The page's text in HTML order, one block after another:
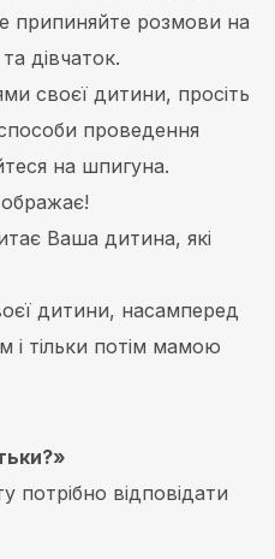
припиняйте розмови на
дівчаток.
своєї дитини, просіть
проведення
на шпигуна.
Ваша дитина, які
дитини, насамперед
тільки потім мамою
потрібно відповідати